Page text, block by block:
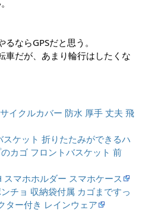
ならGPSだと思う。
車だが、あまり輪行はしたくな
イクルカバー 防水 厚手 丈夫 飛
ケット 折りたたみができるハ
カゴ フロントバスケット 前
マホホルダー スマホケース
チョ 収納袋付属 カゴまですっ
ター付き レインウェア